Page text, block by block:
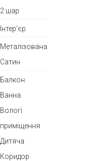
2 шар
Інтер'єр
Металізована
Сатин
Балкон
Ванна
Вологі
приміщення
Дитяча
Коридор